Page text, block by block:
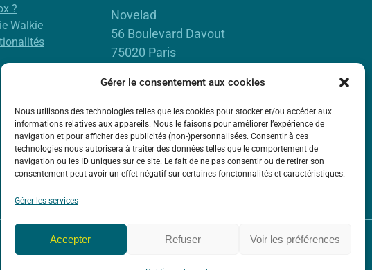
Gérer le consentement aux cookies
Nous utilisons des technologies telles que les cookies pour stocker et/ou accéder aux
informations relatives aux appareils. Nous le faisons pour améliorer l’expérience de
navigation et pour afficher des publicités (non-)personnalisées. Consentir à ces
technologies nous autorisera à traiter des données telles que le comportement de
navigation ou les ID uniques sur ce site. Le fait de ne pas consentir ou de retirer son
consentement peut avoir un effet négatif sur certaines fonctonnalités et caractéristiques.
Gérer les services
Accepter Refuser Voir les préférences
?
Walkie
ligne
Novelad
56 Boulevard Davout
75020 Paris